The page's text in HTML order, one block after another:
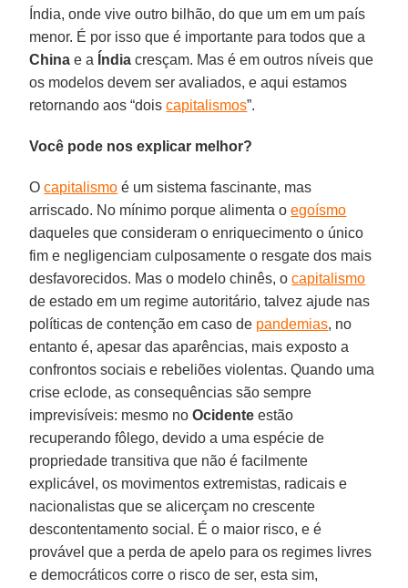
Índia, onde vive outro bilhão, do que um em um país
menor. É por isso que é importante para todos que a
China e a Índia cresçam. Mas é em outros níveis que
os modelos devem ser avaliados, e aqui estamos
retornando aos “doiscapitalismos”.
Você pode nos explicar melhor?
Ocapitalismo é um sistema fascinante, mas
arriscado. No mínimo porque alimenta oegoísmo
daqueles que consideram o enriquecimento o único
fim e negligenciam culposamente o resgate dos mais
desfavorecidos. Mas o modelo chinês, ocapitalismo
de estado em um regime autoritário, talvez ajude nas
políticas de contenção em caso de pandemias, no
entanto é, apesar das aparências, mais exposto a
confrontos sociais e rebeliões violentas. Quando uma
crise eclode, as consequências são sempre
imprevisíveis: mesmo noOcidente estão
recuperando fôlego, devido a uma espécie de
propriedade transitiva que não é facilmente
explicável, os movimentos extremistas, radicais e
nacionalistas que se alicerçam no crescente
descontentamento social. É o maior risco, e é
provável que a perda de apelo para os regimes livres
e democráticos corre o risco de ser, esta sim,